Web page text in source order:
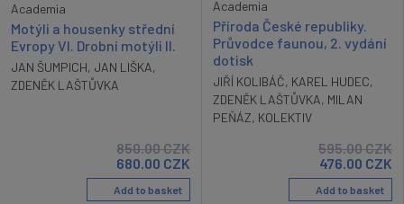
Academia
Motýli a housenky střední
Evropy VI. Drobní motýli II.
JAN ŠUMPICH, JAN LIŠKA,
ZDENĚK LAŠTŮVKA
850.00CZK
680.00 CZK
Add to basket
Academia
Příroda České republiky.
Průvodce faunou, 2. vydání
dotisk
JIŘÍ KOLIBÁČ, KAREL HUDEC,
ZDENĚK LAŠTŮVKA, MILAN
PEŇÁZ, KOLEKTIV
595.00CZK
476.00 CZK
Add to basket